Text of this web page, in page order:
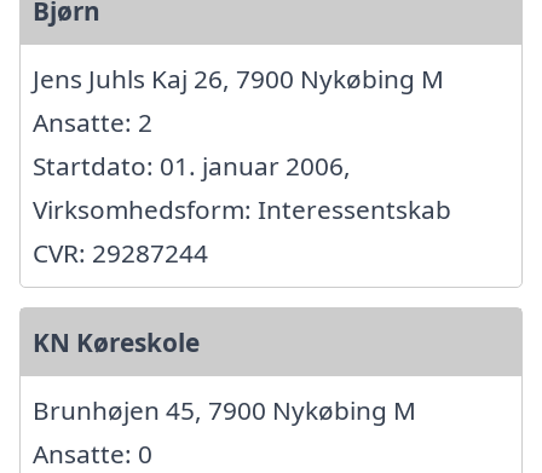
Bjørn
Jens Juhls Kaj 26, 7900 Nykøbing M
Ansatte: 2
Startdato: 01. januar 2006,
Virksomhedsform: Interessentskab
CVR: 29287244
KN Køreskole
Brunhøjen 45, 7900 Nykøbing M
Ansatte: 0